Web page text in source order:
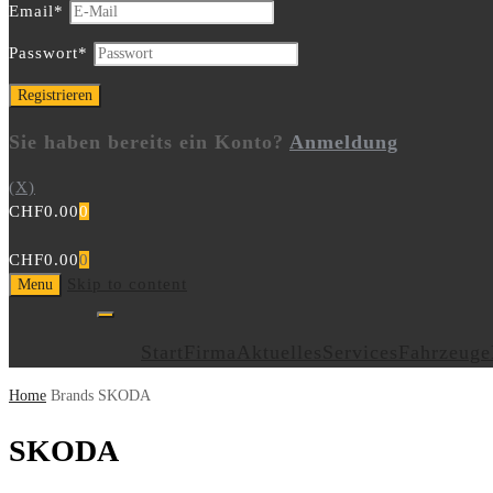
Email*
Passwort*
Sie haben bereits ein Konto? Anmeldung
(X)
CHF0.000
CHF0.000
Menu
Home Brands SKODA
SKODA